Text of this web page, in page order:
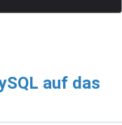
auf das